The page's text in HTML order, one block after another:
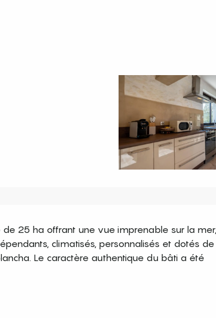
25 ha offrant une vue imprenable sur la mer,
climatisés, personnalisés et dotés de
Le caractère authentique du bâti a été